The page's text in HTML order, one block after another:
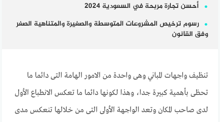
أحسن تجارة مربحة في السعودية 2024
رسوم ترخيص المشروعات المتوسطة والصغيرة والمتناهية الصغر
وفق القانون
تنظيف واجهات المباني وهى واحدة من الامور الهامة التى دائما ما
تحظى بأهمية كبيرة جدا، وهذا لكونها دائما ما تعكس الانطباع الأول
لدى صاحب المكان وتعد الواجهة الأولى التى من خلالها تنعكس مدى